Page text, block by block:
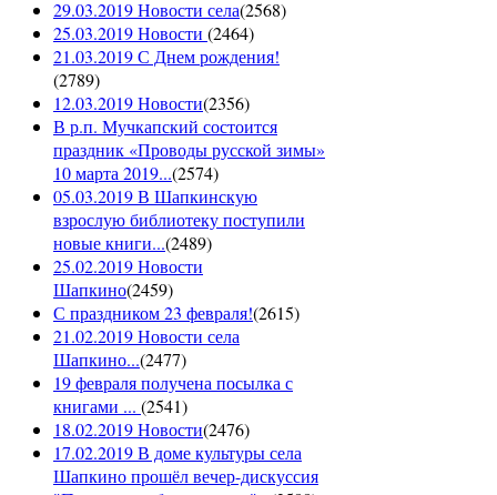
29.03.2019 Новости села(2568)
25.03.2019 Новости (2464)
21.03.2019 С Днем рождения!
(2789)
12.03.2019 Новости(2356)
В р.п. Мучкапский состоится
праздник «Проводы русской зимы»
10 марта 2019...(2574)
05.03.2019 В Шапкинскую
взрослую библиотеку поступили
новые книги...(2489)
25.02.2019 Новости
Шапкино(2459)
С праздником 23 февраля!(2615)
21.02.2019 Новости села
Шапкино...(2477)
19 февраля получена посылка с
книгами ... (2541)
18.02.2019 Новости(2476)
17.02.2019 В доме культуры села
Шапкино прошёл вечер-дискуссия